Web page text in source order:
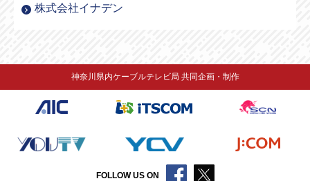
株式会社イナデン
神奈川県内ケーブルテレビ局 共同企画・制作
FOLLOW US ON